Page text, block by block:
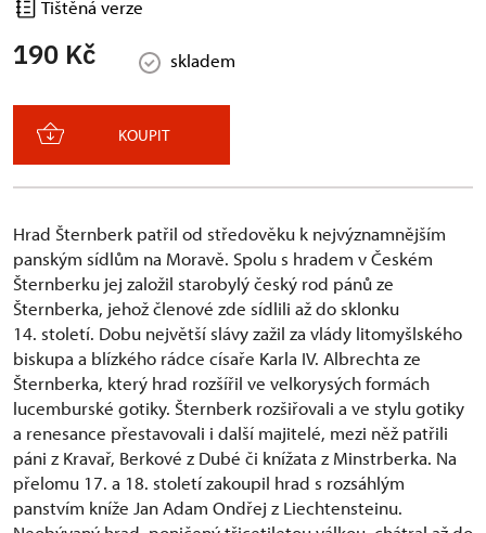
Tištěná verze
190 Kč skladem
KOUPIT
Hrad Šternberk patřil od středověku k nejvýznamnějším
panským sídlům na Moravě. Spolu s hradem v Českém
Šternberku jej založil starobylý český rod pánů ze
Šternberka, jehož členové zde sídlili až do sklonku
14. století. Dobu největší slávy zažil za vlády litomyšlského
biskupa a blízkého rádce císaře Karla IV. Albrechta ze
Šternberka, který hrad rozšířil ve velkorysých formách
lucemburské gotiky. Šternberk rozšiřovali a ve stylu gotiky
a renesance přestavovali i další majitelé, mezi něž patřili
páni z Kravař, Berkové z Dubé či knížata z Minstrberka. Na
přelomu 17. a 18. století zakoupil hrad s rozsáhlým
panstvím kníže Jan Adam Ondřej z Liechtensteinu.